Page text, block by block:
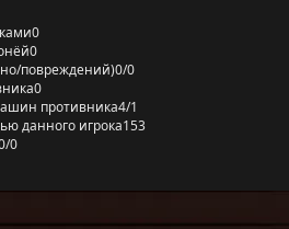
0
0
повреждений)0/0
0
противника4/1
данного игрока153
0